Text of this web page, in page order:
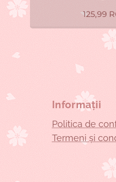
125,99
Informații
Politica de
Termeni și